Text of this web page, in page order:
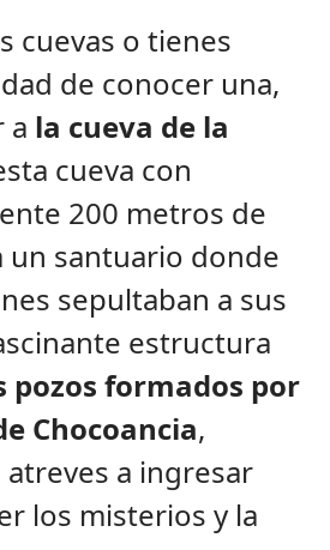
cuevas o tienes
de conocer una,
a la cueva de la
cueva con
200 metros de
un santuario donde
sepultaban a sus
estructura
pozos formados por
Chocoancia,
a ingresar
los misterios y la